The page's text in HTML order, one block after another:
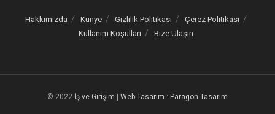
Hakkımızda Künye Gizlilik Politikası
Çerez Politikası
Kullanım Koşulları
Bize Ulaşın
© 2022 İş ve Girişim Web Tasarım : Paragon Tasarım